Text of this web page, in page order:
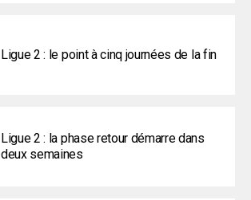
Ligue 2 : le point à cinq journées de la fin
Ligue 2 : la phase retour démarre dans
deux semaines